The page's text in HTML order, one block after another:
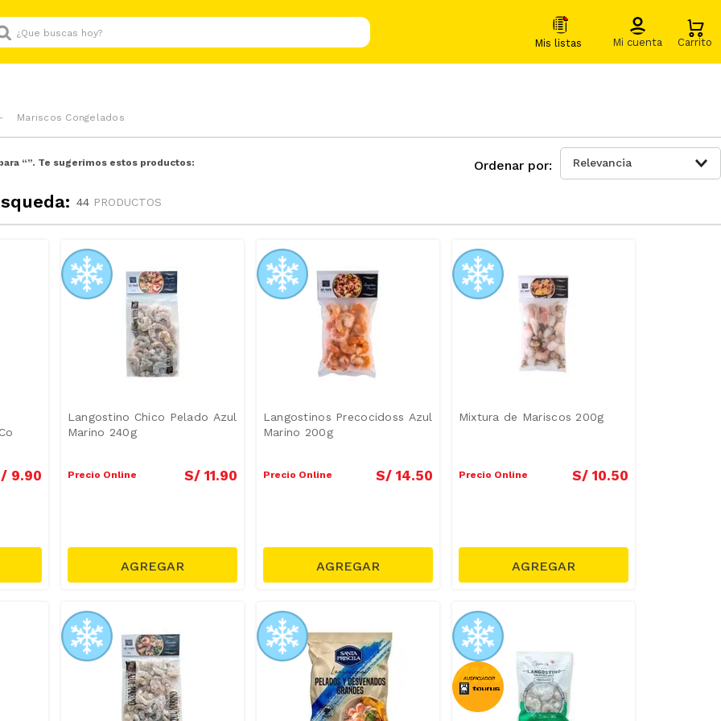
buscas hoy?
Mariscos Congelados
“”. Te sugerimos estos productos:
44 PRODUCTOS
Relevancia
9.90
Langostino Chico Pelado Azul
Marino 240g
Precio Online S/ 11.90
Langostinos Precocidoss Azul
Marino 200g
Precio Online S/ 14.50
Mixtura de Mariscos 200g
Precio Online S/ 10.50